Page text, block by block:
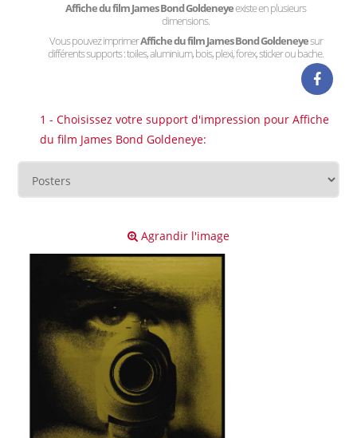
Affiche du film James Bond Goldeneyeexiste en plusieurs
dimensions.
Vous pouvez imprimerAffiche du film James Bond Goldeneyesur
différents supports : toiles, aluminium, bois, plexi, forex, sticker ou bache.
1 - Choisissez votre support d'impression pour Affiche
du film James Bond Goldeneye:
Agrandir l'image